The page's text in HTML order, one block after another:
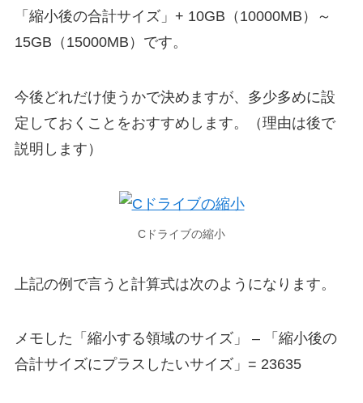
「縮小後の合計サイズ」+ 10GB（10000MB）～
15GB（15000MB）です。
今後どれだけ使うかで決めますが、多少多めに設
定しておくことをおすすめします。（理由は後で
説明します）
Cドライブの縮小
上記の例で言うと計算式は次のようになります。
メモした「縮小する領域のサイズ」 – 「縮小後の
合計サイズにプラスしたいサイズ」= 23635